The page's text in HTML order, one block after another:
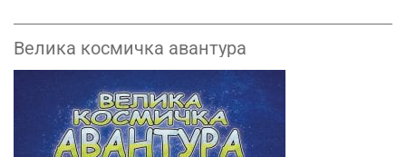
Велика космичка авантура